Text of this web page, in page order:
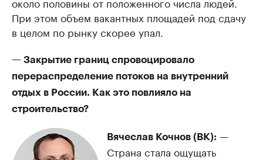
При этом объем вакантных площадей под сдачу
в целом по рынку скорее упал.
— Закрытие границ спровоцировало
перераспределение потоков на внутренний
отдых в России. Как это повлияло на
строительство?
Вячеслав Кочнов (ВК): —
Страна стала ощущать